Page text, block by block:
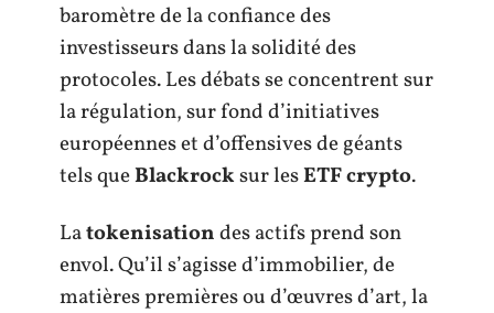
baromètre de la confiance des
investisseurs dans la solidité des
protocoles. Les débats se concentrent sur
la régulation, sur fond d’initiatives
européennes et d’offensives de géants
tels queBlackrocksur lesETF crypto.
Latokenisationdes actifs prend son
envol. Qu’il s’agisse d’immobilier, de
matières premières ou d’œuvres d’art, la